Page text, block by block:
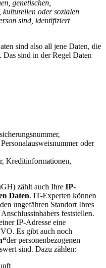
genetischen,
oder sozialen
sind, identifiziert
sind also all jene Daten, die
Das sind in der Regel Daten
oder
Kreditinformationen,
zählt auch Ihre IP-
Daten. IT-Experten können
ungefähren Standort Ihres
feststellen.
IP-Adresse eine
Es gibt auch noch
der personenbezogenen
sind. Dazu zählen: